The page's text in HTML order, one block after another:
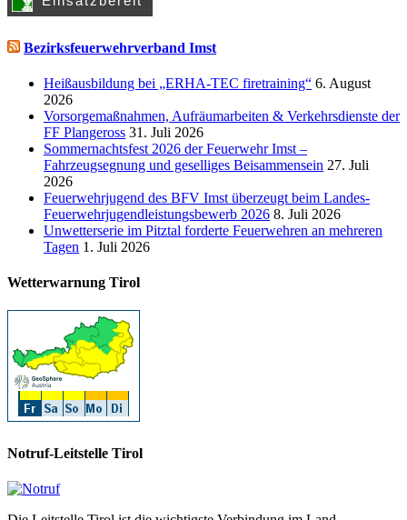
Bezirksfeuerwehrverband Imst
Heißausbildung bei „ERHA-TEC firetraining“ 6. August
2026
Vorsorgemaßnahmen, Aufräumarbeiten & Verkehrsdienste der
FF Plangeross 31. Juli 2026
Sommernachtsfest 2026 der Feuerwehr Imst –
Fahrzeugsegnung und geselliges Beisammensein 27. Juli
2026
Feuerwehrjugend des BFV Imst überzeugt beim Landes-
Feuerwehrjugendleistungsbewerb 2026 8. Juli 2026
Unwetterserie im Pitztal forderte Feuerwehren an mehreren
Tagen 1. Juli 2026
Wetterwarnung Tirol
Notruf-Leitstelle Tirol